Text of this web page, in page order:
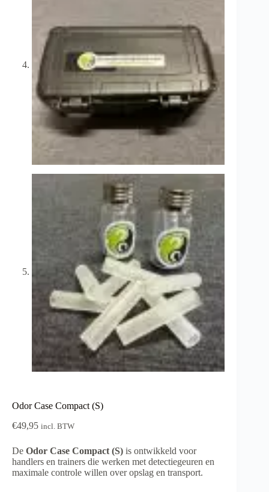
Odor Case Compact (S)
€49,95 incl. BTW
De Odor Case Compact (S) is ontwikkeld voor
handlers en trainers die werken met detectiegeuren en
maximale controle willen over opslag en transport.